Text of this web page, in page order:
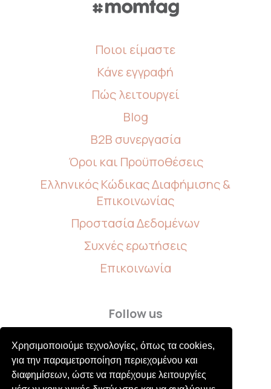
Χρησιμοποιούμε τεχνολογίες, όπως τα cookies,
για την παραμετροποίηση περιεχομένου και
διαφημίσεων, ώστε να παρέχουμε λειτουργίες
Ποιοι είμαστε
Κάνε εγγραφή
Πώς λειτουργεί
Blog
B2B συνεργασία
Όροι και Προϋποθέσεις
Ελληνικός Κώδικας Διαφήμισης &
Επικοινωνίας
Προστασία Δεδομένων
Συχνές ερωτήσεις
Επικοινωνία
Follow us